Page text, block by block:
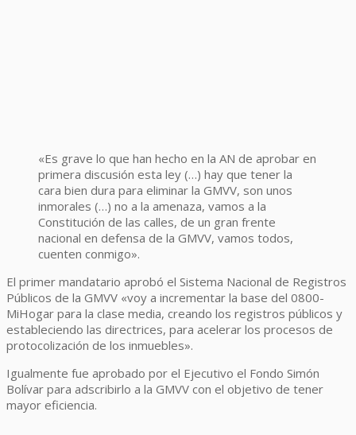
«Es grave lo que han hecho en la AN de aprobar en
primera discusión esta ley (…) hay que tener la
cara bien dura para eliminar la GMVV, son unos
inmorales (…) no a la amenaza, vamos a la
Constitución de las calles, de un gran frente
nacional en defensa de la GMVV, vamos todos,
cuenten conmigo».
El primer mandatario aprobó el Sistema Nacional de Registros
Públicos de la GMVV «voy a incrementar la base del 0800-
MiHogar para la clase media, creando los registros públicos y
estableciendo las directrices, para acelerar los procesos de
protocolización de los inmuebles».
Igualmente fue aprobado por el Ejecutivo el Fondo Simón
Bolívar para adscribirlo a la GMVV con el objetivo de tener
mayor eficiencia.